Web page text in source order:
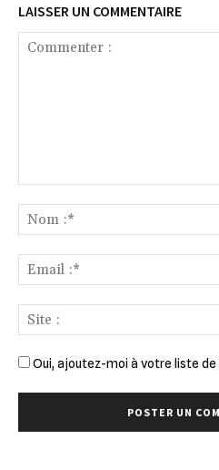
LAISSER UN COMMENTAIRE
Oui, ajoutez-moi à votre liste de